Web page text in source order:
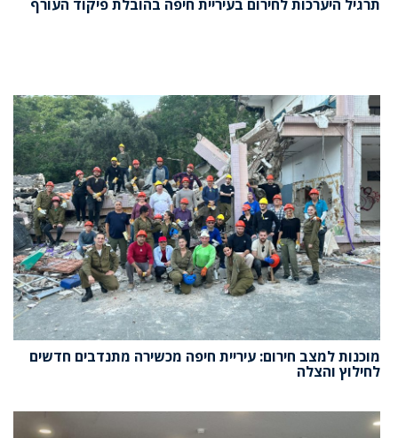
תרגיל היערכות לחירום בעיריית חיפה בהובלת פיקוד העורף
מוכנות למצב חירום: עיריית חיפה מכשירה מתנדבים חדשים
לחילוץ והצלה